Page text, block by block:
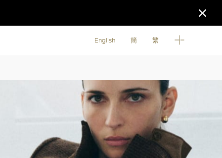
English 簡 繁